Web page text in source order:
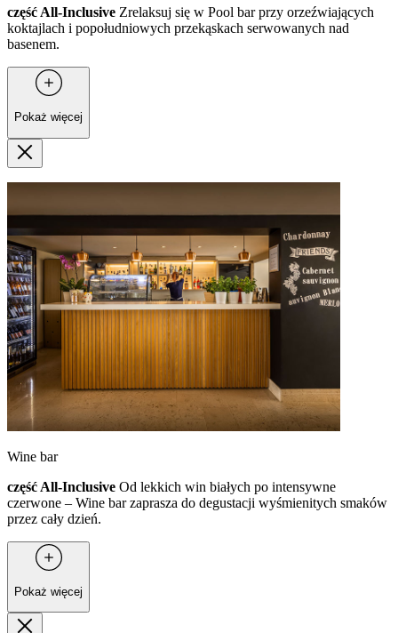
część All-Inclusive Zrelaksuj się w Pool bar przy orzeźwiających
koktajlach i popołudniowych przekąskach serwowanych nad
basenem.
Pokaż więcej
Wine bar
część All-Inclusive Od lekkich win białych po intensywne
czerwone – Wine bar zaprasza do degustacji wyśmienitych smaków
przez cały dzień.
Pokaż więcej